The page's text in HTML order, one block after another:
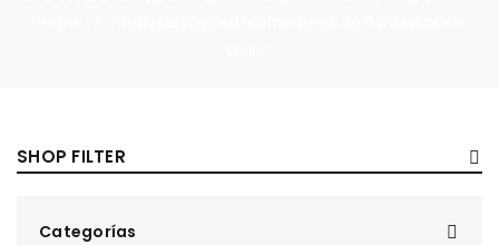
SHOP FILTER
Categorías